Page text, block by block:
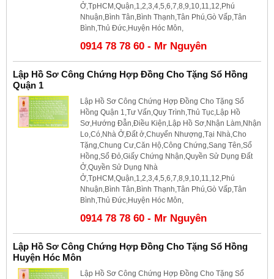
Ở,TpHCM,Quận,1,2,3,4,5,6,7,8,9,10,11,12,Phú
Nhuận,Bình Tân,Bình Thạnh,Tân Phú,Gò Vấp,Tân
Bình,Thủ Đức,Huyện Hóc Môn,
0914 78 78 60 - Mr Nguyên
Lập Hồ Sơ Công Chứng Hợp Đồng Cho Tặng Sổ Hồng
Quận 1
Lập Hồ Sơ Công Chứng Hợp Đồng Cho Tặng Sổ
Hồng Quận 1,Tư Vấn,Quy Trình,Thủ Tục,Lập Hồ
Sơ,Hướng Đẫn,Điều Kiện,Lập Hồ Sơ,Nhận Làm,Nhận
Lo,Có,Nhà Ở,Đất ở,Chuyển Nhượng,Tại Nhà,Cho
Tặng,Chung Cư,Căn Hộ,Công Chứng,Sang Tên,Sổ
Hồng,Sổ Đỏ,Giấy Chứng Nhận,Quyền Sử Dụng Đất
Ở,Quyền Sử Dụng Nhà
Ở,TpHCM,Quận,1,2,3,4,5,6,7,8,9,10,11,12,Phú
Nhuận,Bình Tân,Bình Thạnh,Tân Phú,Gò Vấp,Tân
Bình,Thủ Đức,Huyện Hóc Môn,
0914 78 78 60 - Mr Nguyên
Lập Hồ Sơ Công Chứng Hợp Đồng Cho Tặng Sổ Hồng
Huyện Hóc Môn
Lập Hồ Sơ Công Chứng Hợp Đồng Cho Tặng Sổ